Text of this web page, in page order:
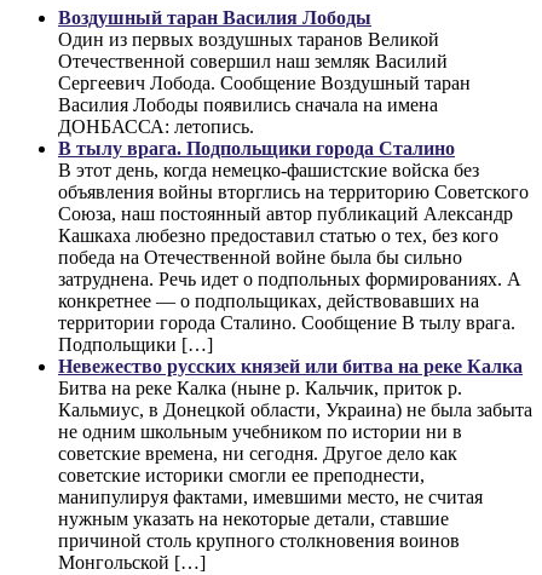
Воздушный таран Василия Лободы
Один из первых воздушных таранов Великой
Отечественной совершил наш земляк Василий
Сергеевич Лобода. Сообщение Воздушный таран
Василия Лободы появились сначала на имена
ДОНБАССА: летопись.
В тылу врага. Подпольщики города Сталино
В этот день, когда немецко-фашистские войска без
объявления войны вторглись на территорию Советского
Союза, наш постоянный автор публикаций Александр
Кашкаха любезно предоставил статью о тех, без кого
победа на Отечественной войне была бы сильно
затруднена. Речь идет о подпольных формированиях. А
конкретнее — о подпольщиках, действовавших на
территории города Сталино. Сообщение В тылу врага.
Подпольщики […]
Невежество русских князей или битва на реке Калка
Битва на реке Калка (ныне р. Кальчик, приток р.
Кальмиус, в Донецкой области, Украина) не была забыта
не одним школьным учебником по истории ни в
советские времена, ни сегодня. Другое дело как
советские историки смогли ее преподнести,
манипулируя фактами, имевшими место, не считая
нужным указать на некоторые детали, ставшие
причиной столь крупного столкновения воинов
Монгольской […]